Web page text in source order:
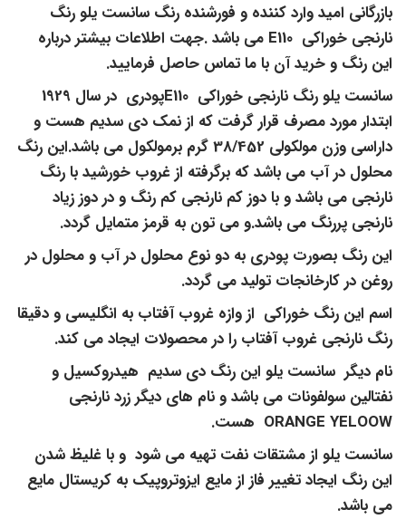
بازرگانی امید وارد کننده و فورشنده رنگ سانست یلو رنگ
نارنجی خوراکی E110 می باشد .جهت اطلاعات بیشتر درباره
این رنگ و خرید آن با ما تماس حاصل فرمایید.
ابتدار مورد مصرف قرار گرفت که از نمک دی سدیم هست و
داراسی وزن مولکولی 38/452 گرم برمولکول می باشد.این رنگ
محلول در آب می باشد که برگرفته از غروب خورشید با رنگ
نارنجی می باشد و با دوز کم نارنجی کم رنگ و در دوز زیاد
نارنجی پررنگ می باشد.و می تون به قرمز متمایل گردد.
این رنگ بصورت پودری به دو نوع محلول در آب و محلول در
روغن در کارخانجات تولید می گردد.
اسم این رنگ خوراکی از وازه غروب آفتاب به انگلیسی و دقیقا
رنگ نارنجی غروب آفتاب را در محصولات ایجاد می کند.
نام دیگر سانست یلو این رنگ دی سدیم هیدروکسیل و
نفتالین سولفونات می باشد و نام های دیگر زرد نارنجی
ORANGE YELOOW هست.
سانست یلو از مشتقات نفت تهیه می شود و با غلیظ شدن
این رنگ ایجاد تغییر فاز از مایع ایزوتروپیک به کریستال مایع
می باشد.